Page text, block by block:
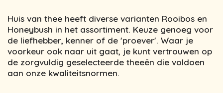
Huis van thee heeft diverse varianten Rooibos en
Honeybush in het assortiment. Keuze genoeg voor
de liefhebber, kenner of de 'proever'. Waar je
voorkeur ook naar uit gaat, je kunt vertrouwen op
de zorgvuldig geselecteerde theeën die voldoen
aan onze kwaliteitsnormen.